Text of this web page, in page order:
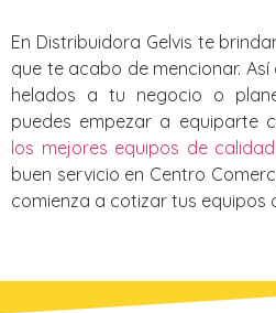
En Distribuidora Gelvis te
que te acabo de mencionar.
helados a tu negocio o
puedes empezar a equiparte
los mejores equipos de calidad
buen servicio en Centro
comienza a cotizar tus equipos